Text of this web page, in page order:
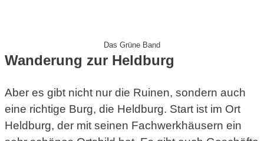
Das Grüne Band
Wanderung zur Heldburg
Aber es gibt nicht nur die Ruinen, sondern auch
eine richtige Burg, die Heldburg. Start ist im Ort
Heldburg, der mit seinen Fachwerkhäusern ein